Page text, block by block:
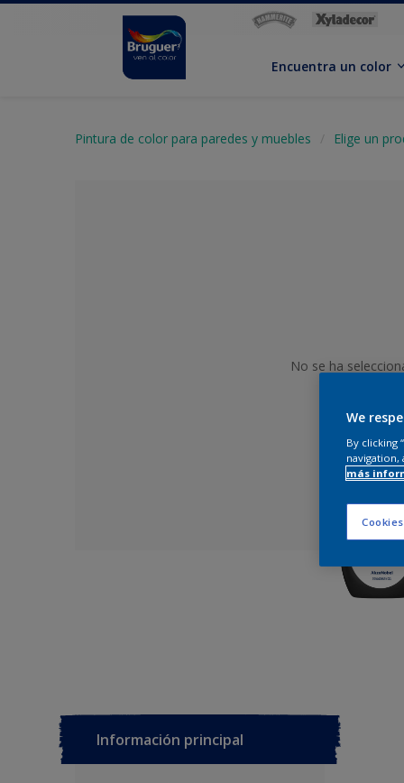
Encuentra un color
Pintura de color para paredes y muebles Elige un
No se ha
Información principal
We
By clicking
navigation,
más